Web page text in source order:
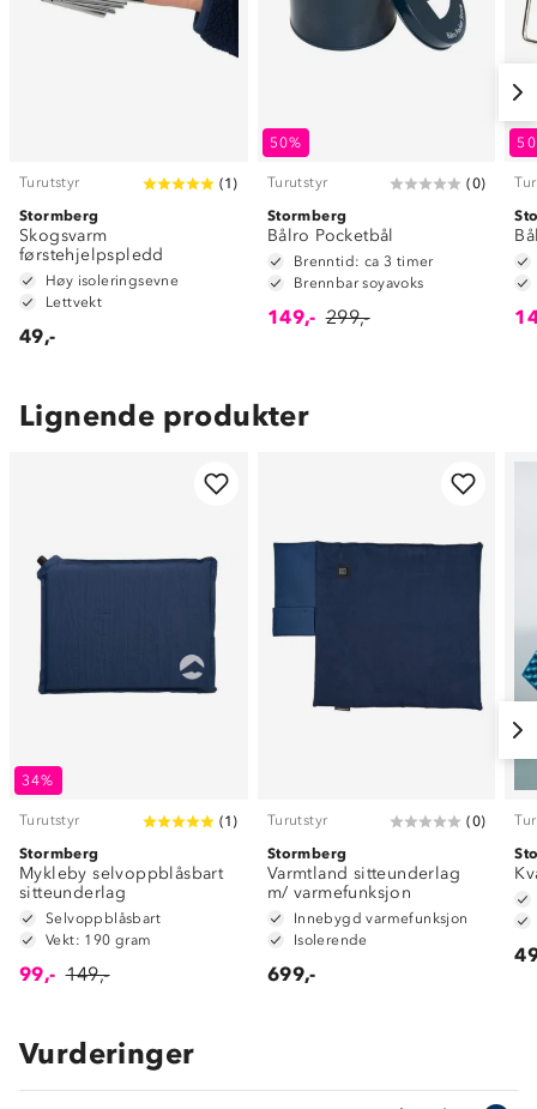
Turutstyr (1 )
Stormberg
Skogsvarm
førstehjelpspledd
Høy isoleringsevne
Lettvekt
49,-
50%
Turutstyr (0)
Stormberg
Bålro Pocketbål
Brenntid: ca 3 timer
Brennbar soyavoks
149,- 299,-
Lignende produkter
34%
Turutstyr (1 )
Stormberg
Mykleby selvoppblåsbart
sitteunderlag
Selvoppblåsbart
Vekt: 190 gram
99,- 149,-
Turutstyr (0)
Stormberg
Varmtland sitteunderlag
m/ varmefunksjon
Innebygd varmefunksjon
Isolerende
699,-
Vurderinger